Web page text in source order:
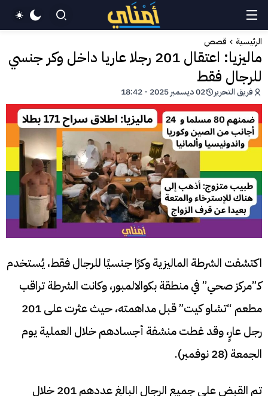
الرئيسية قصص
ماليزيا: اعتقال 201 رجلا عاريا داخل وكر جنسي
للرجال فقط
فريق التحرير 02 ديسمبر 2025 - 18:42
اكتشفت الشرطة الماليزية وكرًا جنسيًا للرجال فقط، يُستخدم
كـ”مركز صحي” في منطقة بكوالالمبور، وكانت الشرطة تراقب
مطعم “تشاو كيت” قبل مداهمته، حيث عثرت على 201
رجل عارٍ، وقد غطت منشفة أجسادهم خلال العملية يوم
الجمعة (28 نوفمبر).
تم القبض على جميع الرجال البالغ عددهم 201 خلال